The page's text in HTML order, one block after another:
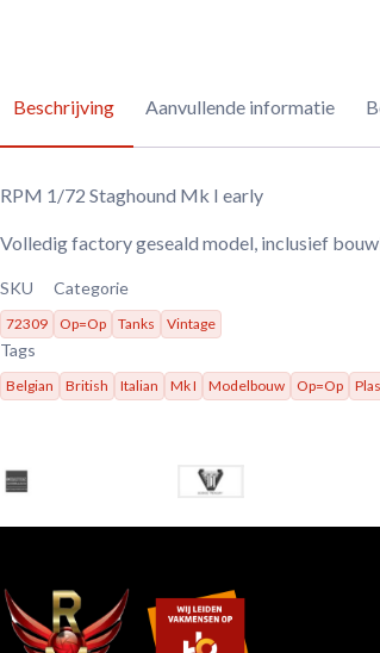
Beschrijving Aanvullende informatie
RPM 1/72 Staghound Mk I early
Volledig factory geseald model, inclusief
SKU
72309
Categorie
Op=Op Tanks Vintage
Tags
Belgian British Italian Mk I Modelbouw Op=Op